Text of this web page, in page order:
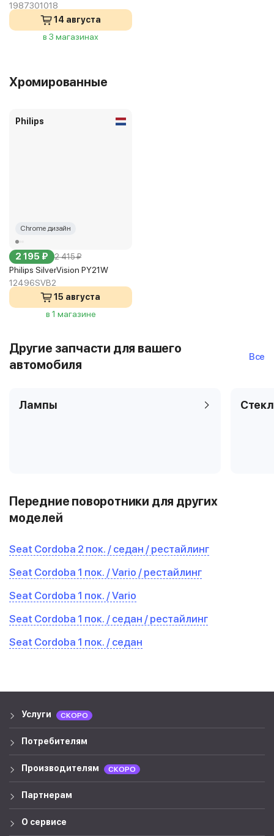
1987301018
14 августа
в 3 магазинах
Хромированные
Philips
Chrome дизайн
2 195 ₽ 2 415 ₽
Philips SilverVision PY21W
12496SVB2
15 августа
в 1 магазине
Другие запчасти для вашего
автомобиля
Все
Лампы
Передние поворотники для других
моделей
Seat Cordoba 2 пок. / седан / рестайлинг
Seat Cordoba 1 пок. / Vario / рестайлинг
Seat Cordoba 1 пок. / Vario
Seat Cordoba 1 пок. / седан / рестайлинг
Seat Cordoba 1 пок. / седан
Услуги СКОРО
Потребителям
Производителям СКОРО
Партнерам
О сервисе